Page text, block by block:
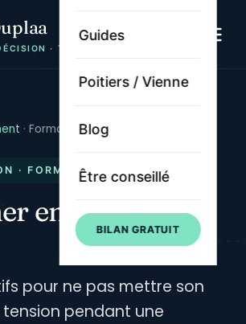
· TRAJECTOIRE
Guides
Poitiers / Vienne
Blog
Être conseillé
BILAN GRATUIT
· Formation rémunérée
· FORMATION
en gardant un
pour ne pas mettre son
pendant une